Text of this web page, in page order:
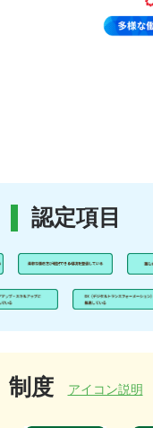
認定項目
制度 アイコン説明